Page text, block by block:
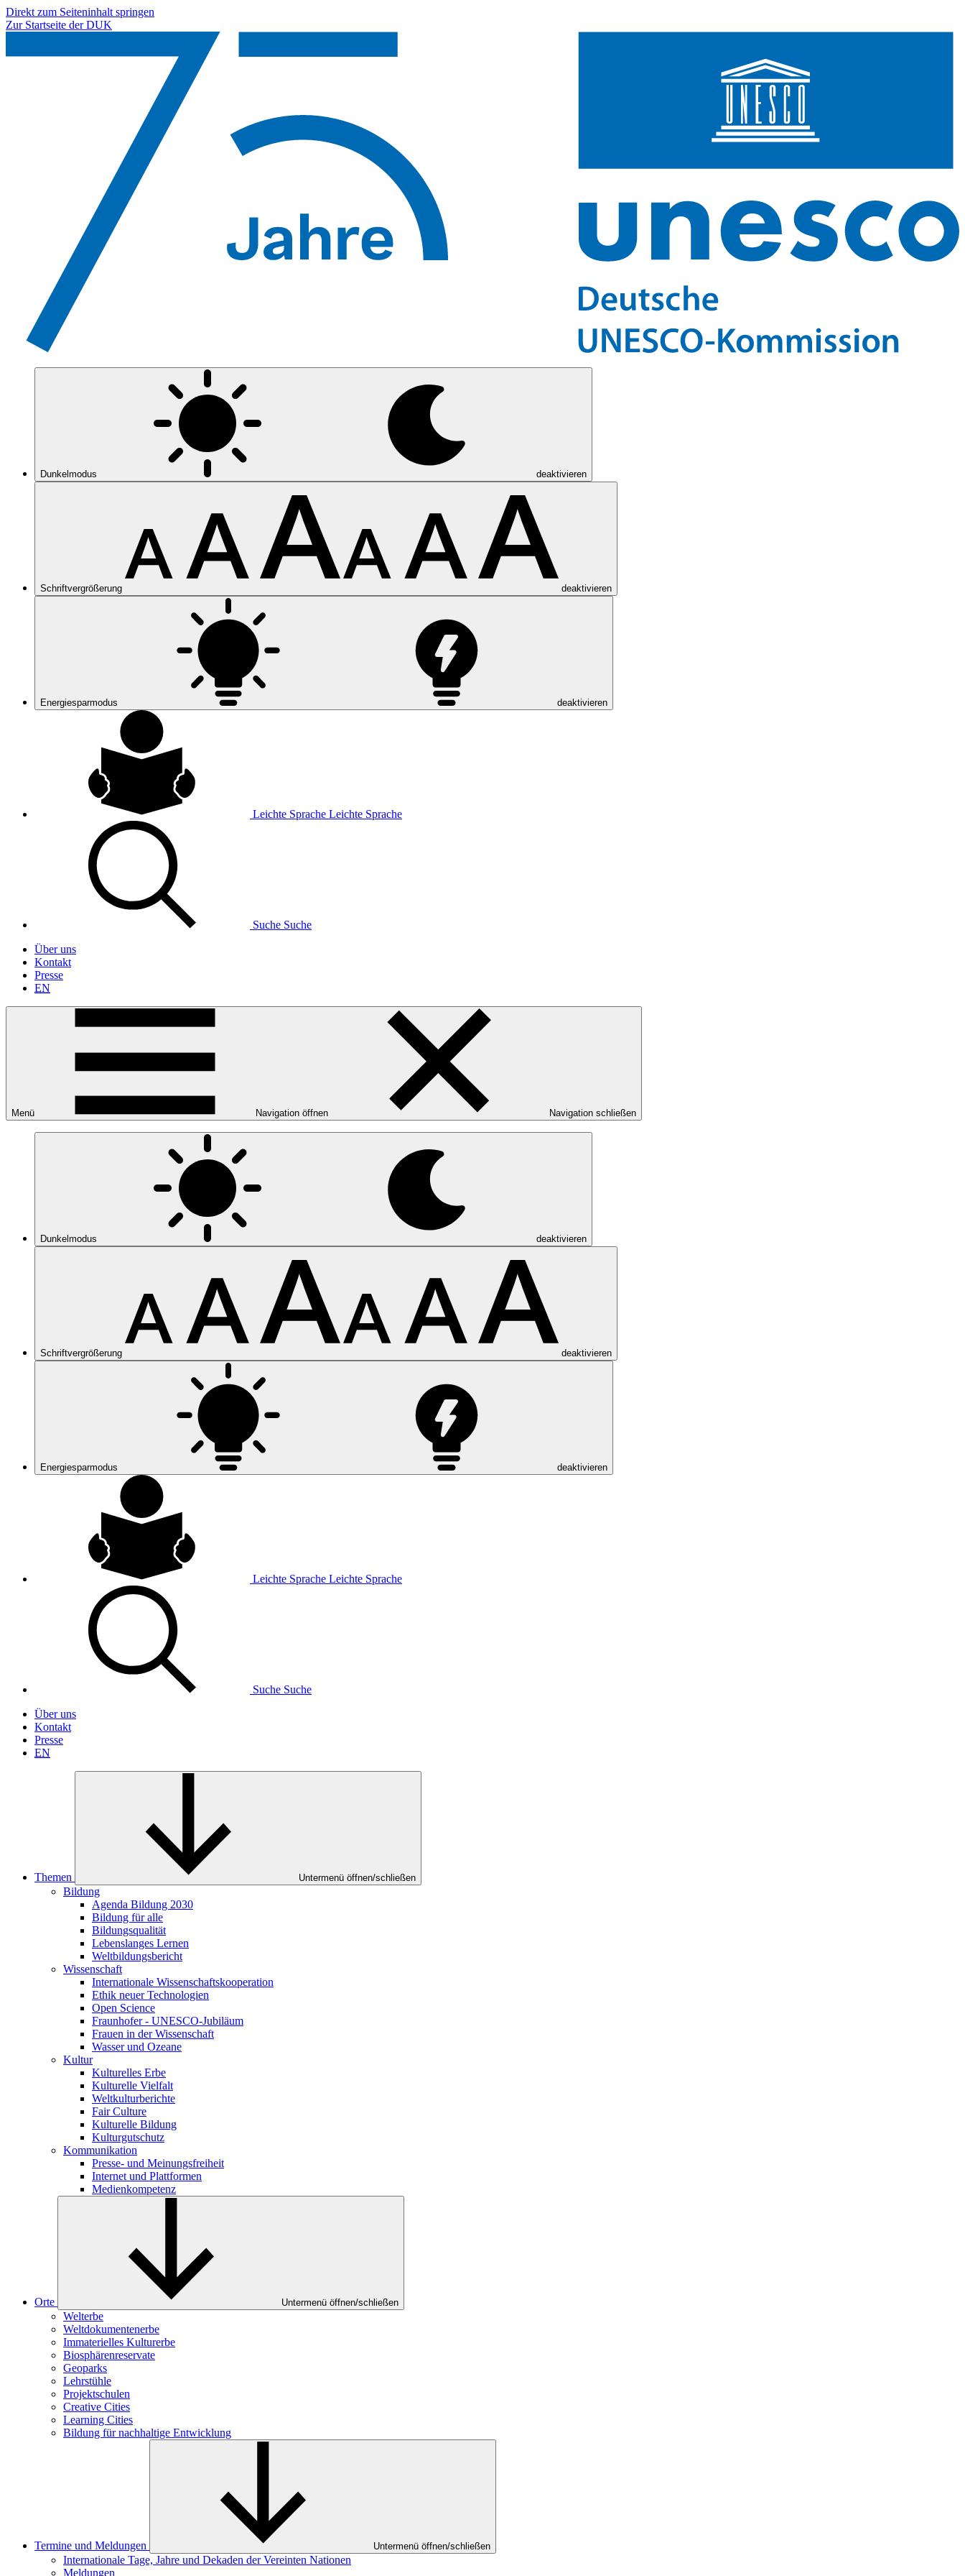
Direkt zum Seiteninhalt springen
Zur Startseite der DUK
Dunkelmodus deaktivieren
Schriftvergrößerung deaktivieren
Energiesparmodus deaktivieren
Leichte Sprache Leichte Sprache
Suche Suche
Über uns
Kontakt
Presse
EN
Menü Navigation öffnen Navigation schließen
Dunkelmodus deaktivieren
Schriftvergrößerung deaktivieren
Energiesparmodus deaktivieren
Leichte Sprache Leichte Sprache
Suche Suche
Über uns
Kontakt
Presse
EN
Themen Untermenü öffnen/schließen
Bildung
Agenda Bildung 2030
Bildung für alle
Bildungsqualität
Lebenslanges Lernen
Weltbildungsbericht
Wissenschaft
Internationale Wissenschaftskooperation
Ethik neuer Technologien
Open Science
Fraunhofer - UNESCO-Jubiläum
Frauen in der Wissenschaft
Wasser und Ozeane
Kultur
Kulturelles Erbe
Kulturelle Vielfalt
Weltkulturberichte
Fair Culture
Kulturelle Bildung
Kulturgutschutz
Kommunikation
Presse- und Meinungsfreiheit
Internet und Plattformen
Medienkompetenz
Orte Untermenü öffnen/schließen
Welterbe
Weltdokumentenerbe
Immaterielles Kulturerbe
Biosphärenreservate
Geoparks
Lehrstühle
Projektschulen
Creative Cities
Learning Cities
Bildung für nachhaltige Entwicklung
Termine und Meldungen Untermenü öffnen/schließen
Internationale Tage, Jahre und Dekaden der Vereinten Nationen
Meldungen